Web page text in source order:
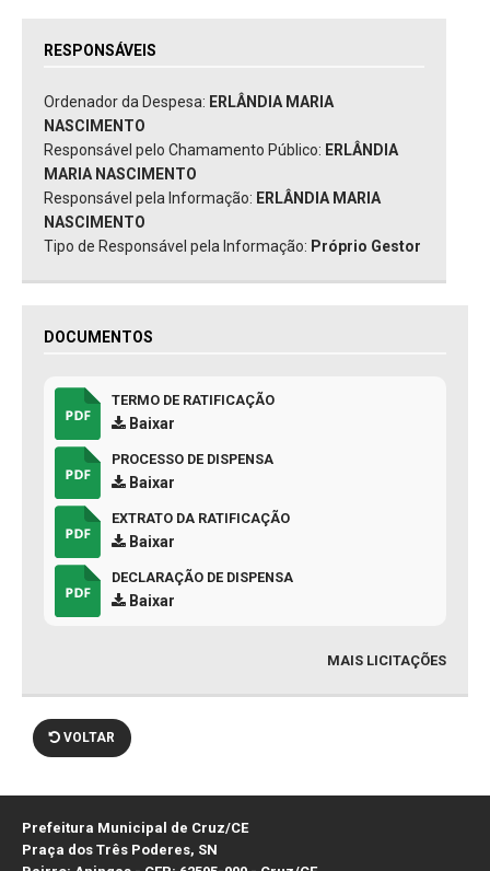
RESPONSÁVEIS
Ordenador da Despesa: ERLÂNDIA MARIA
NASCIMENTO
Responsável pelo Chamamento Público: ERLÂNDIA
MARIA NASCIMENTO
Responsável pela Informação: ERLÂNDIA MARIA
NASCIMENTO
Tipo de Responsável pela Informação: Próprio Gestor
DOCUMENTOS
TERMO DE RATIFICAÇÃO
Baixar
PROCESSO DE DISPENSA
Baixar
EXTRATO DA RATIFICAÇÃO
Baixar
DECLARAÇÃO DE DISPENSA
Baixar
MAIS LICITAÇÕES
VOLTAR
Prefeitura Municipal de Cruz/CE
Praça dos Três Poderes, SN